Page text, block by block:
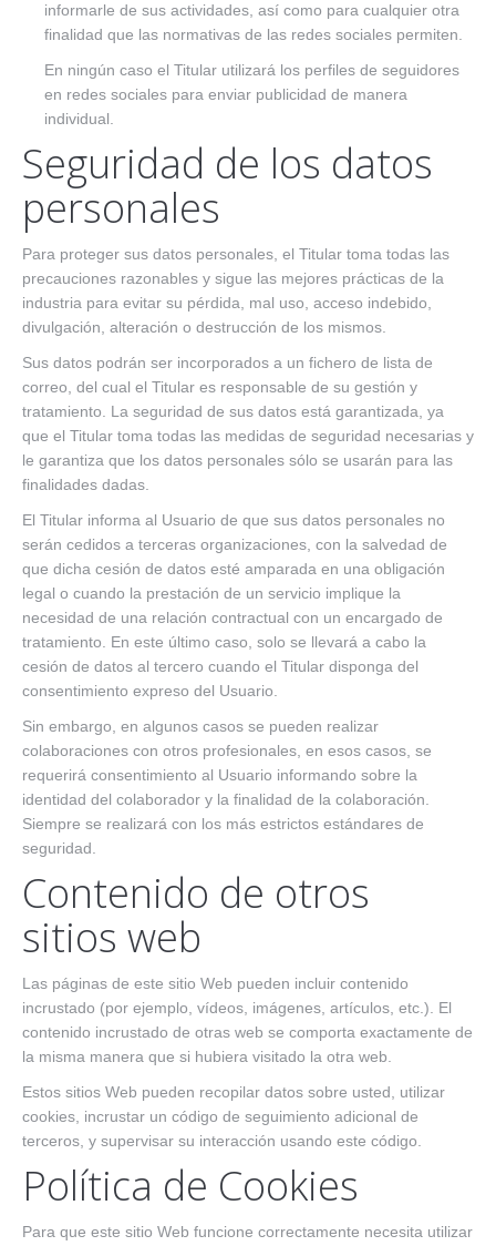
informarle de sus actividades, así como para cualquier otra
finalidad que las normativas de las redes sociales permiten.
En ningún caso el Titular utilizará los perfiles de seguidores
en redes sociales para enviar publicidad de manera
individual.
Seguridad de los datos
personales
Para proteger sus datos personales, el Titular toma todas las
precauciones razonables y sigue las mejores prácticas de la
industria para evitar su pérdida, mal uso, acceso indebido,
divulgación, alteración o destrucción de los mismos.
Sus datos podrán ser incorporados a un fichero de lista de
correo, del cual el Titular es responsable de su gestión y
tratamiento. La seguridad de sus datos está garantizada, ya
que el Titular toma todas las medidas de seguridad necesarias y
le garantiza que los datos personales sólo se usarán para las
finalidades dadas.
El Titular informa al Usuario de que sus datos personales no
serán cedidos a terceras organizaciones, con la salvedad de
que dicha cesión de datos esté amparada en una obligación
legal o cuando la prestación de un servicio implique la
necesidad de una relación contractual con un encargado de
tratamiento. En este último caso, solo se llevará a cabo la
cesión de datos al tercero cuando el Titular disponga del
consentimiento expreso del Usuario.
Sin embargo, en algunos casos se pueden realizar
colaboraciones con otros profesionales, en esos casos, se
requerirá consentimiento al Usuario informando sobre la
identidad del colaborador y la finalidad de la colaboración.
Siempre se realizará con los más estrictos estándares de
seguridad.
Contenido de otros
sitios web
Las páginas de este sitio Web pueden incluir contenido
incrustado (por ejemplo, vídeos, imágenes, artículos, etc.). El
contenido incrustado de otras web se comporta exactamente de
la misma manera que si hubiera visitado la otra web.
Estos sitios Web pueden recopilar datos sobre usted, utilizar
cookies, incrustar un código de seguimiento adicional de
terceros, y supervisar su interacción usando este código.
Política de Cookies
Para que este sitio Web funcione correctamente necesita utilizar